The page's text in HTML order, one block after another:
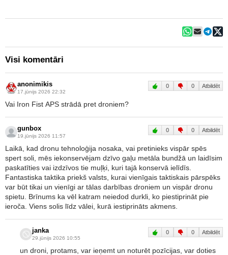
Visi komentāri
anonimikis
17.jūnijs 2026 22:32
0 0 Atbildēt
Vai Iron Fist APS strādā pret droniem?
gunbox
19.jūnijs 2026 11:57
0 0 Atbildēt
Laikā, kad dronu tehnoloģija nosaka, vai pretinieks vispār spēs
spert soli, mēs iekonservējam dzīvo gaļu metāla bundžā un laidīsim
paskatīties vai izdzīvos tie muļķi, kuri tajā konservā ielīdīs.
Fantastiska taktika priekš valsts, kurai vienīgais taktiskais pārspēks
var būt tikai un vienīgi ar tālas darbības droniem un vispār dronu
spietu. Brīnums ka vēl katram neiedod durkli, ko piestiprināt pie
ieroča. Viens solis līdz vālei, kurā iestiprināts akmens.
janka
29.jūnijs 2026 10:55
0 0 Atbildēt
un droni, protams, var ieņemt un noturēt pozīcijas, var doties